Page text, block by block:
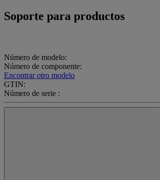
Soporte para productos
Número de modelo:
Número de componente:
Encontrar otro modelo
GTIN:
Número de serie :